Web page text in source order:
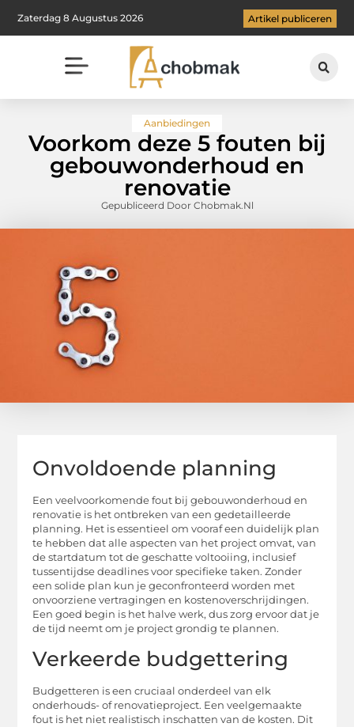
Zaterdag 8 Augustus 2026 Artikel publiceren
Aanbiedingen
Voorkom deze 5 fouten bij
gebouwonderhoud en
renovatie
Gepubliceerd Door Chobmak.nl
Onvoldoende planning
Een veelvoorkomende fout bij gebouwonderhoud en
renovatie is het ontbreken van een gedetailleerde
planning. Het is essentieel om vooraf een duidelijk plan
te hebben dat alle aspecten van het project omvat, van
de startdatum tot de geschatte voltooiing, inclusief
tussentijdse deadlines voor specifieke taken. Zonder
een solide plan kun je geconfronteerd worden met
onvoorziene vertragingen en kostenoverschrijdingen.
Een goed begin is het halve werk, dus zorg ervoor dat je
de tijd neemt om je project grondig te plannen.
Verkeerde budgettering
Budgetteren is een cruciaal onderdeel van elk
onderhouds- of renovatieproject. Een veelgemaakte
fout is het niet realistisch inschatten van de kosten. Dit